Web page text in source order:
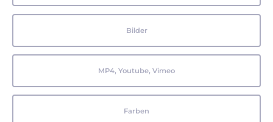
Bilder
MP4, Youtube, Vimeo
Farben